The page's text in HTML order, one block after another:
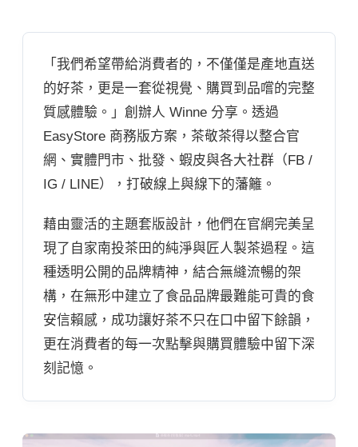
「我們希望帶給消費者的，不僅僅是產地直送
的好茶，更是一套從視覺、購買到品嚐的完整
質感體驗。」創辦人 Winne 分享。透過
EasyStore 商務版方案，茶敬茶得以整合官
網、實體門市、批發、蝦皮與各大社群（FB /
IG / LINE），打破線上與線下的藩籬。
藉由靈活的主題套版設計，他們在官網完美呈
現了自家南投茶田的純淨與匠人製茶過程。這
種透明公開的品牌精神，結合無縫流暢的架
構，在無形中建立了食品品牌最難能可貴的食
安信賴感，成功讓好茶不只在口中留下餘韻，
更在消費者的每一次點擊與購買體驗中留下深
刻記憶。